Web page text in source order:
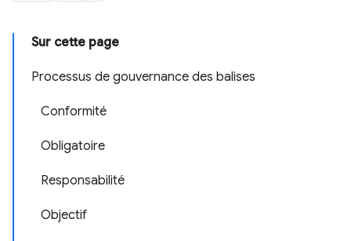
Sur cette page
Processus de gouvernance des balises
Conformité
Obligatoire
Responsabilité
Objectif